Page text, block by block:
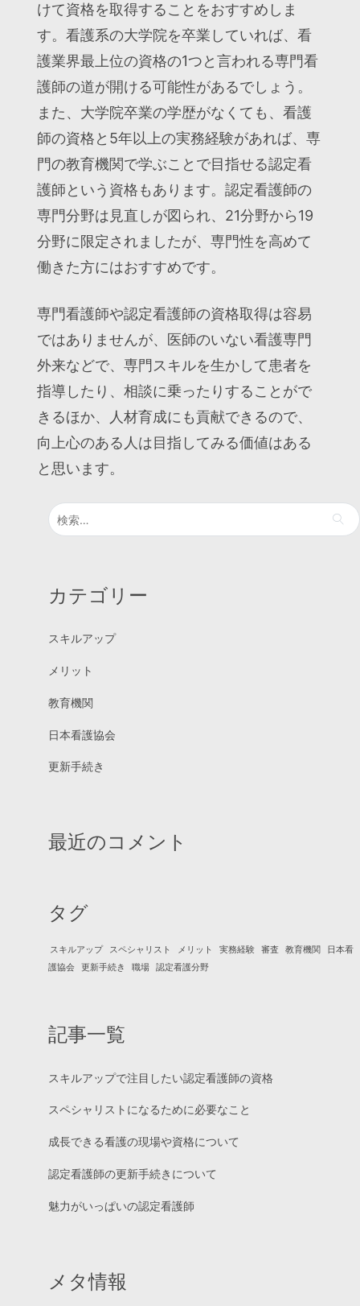
けて資格を取得することをおすすめしま
す。看護系の大学院を卒業していれば、看
護業界最上位の資格の1つと言われる専門看
護師の道が開ける可能性があるでしょう。
また、大学院卒業の学歴がなくても、看護
師の資格と5年以上の実務経験があれば、専
門の教育機関で学ぶことで目指せる認定看
護師という資格もあります。認定看護師の
専門分野は見直しが図られ、21分野から19
分野に限定されましたが、専門性を高めて
働きた方にはおすすめです。
専門看護師や認定看護師の資格取得は容易
ではありませんが、医師のいない看護専門
外来などで、専門スキルを生かして患者を
指導したり、相談に乗ったりすることがで
きるほか、人材育成にも貢献できるので、
向上心のある人は目指してみる価値はある
と思います。
検
索:
カテゴリー
スキルアップ
メリット
教育機関
日本看護協会
更新手続き
最近のコメント
タグ
スキルアップ スペシャリスト メリット 実務経験 審査 教育機関
日本看
護協会
更新手続き 職場 認定看護分野
記事一覧
スキルアップで注目したい認定看護師の資格
スペシャリストになるために必要なこと
成長できる看護の現場や資格について
認定看護師の更新手続きについて
魅力がいっぱいの認定看護師
メタ情報